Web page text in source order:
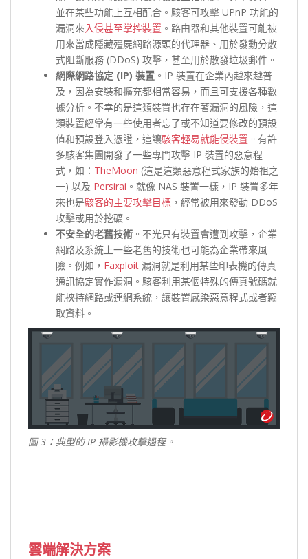
並在某些功能上互相配合。駭客可攻擊 UPnP 功能的
漏洞來 入侵甚至掌控裝置 。路由器和其他裝置可能被
用來當成隱藏殭屍網路源頭的代理器、用於發動分散
式阻斷服務 (DDoS) 攻擊，甚至用於散發垃圾郵件。
網際網路協定 (IP) 裝置 。IP 裝置在企業內越來越普
及，因為安裝和擴充都相當容易，而且可支援各種數
據分析。不幸的是這類裝置也存在著漏洞的風險，這
類裝置經常有一些使用者忘了或不知道要修改的預設
值和預設登入憑證，這讓駭客輕易就能侵裝置 。有許
多駭客集團開發了一些專門攻擊 IP 裝置的惡意程
式，如： TheMoon (這是這類惡意程式家族的始祖之
一) 以及 Persirai 。就像 NAS 裝置一樣，IP 裝置多年
來也是駭客的主要攻擊目標 ，經常被用來發動 DDoS
攻擊或用於挖礦。
不安全的老舊技術 。不光只有裝置會遭到攻擊，企業
網路及系統上一些老舊的技術也可能為企業帶來風
險。例如， Faxploit 漏洞就是利用某些印表機的傳真
通訊協定實作漏洞。駭客利用某個特殊的傳真號碼就
能挾持網路或連網系統，讓裝置感染惡意程式或者竊
取資料。
圖 3：典型的 IP 攝影機攻擊過程。
雲端解決方案